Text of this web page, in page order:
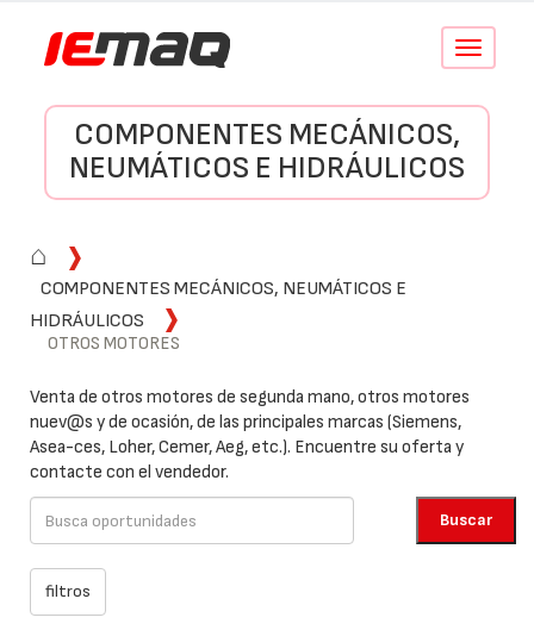
Conmutar
COMPONENTES MECÁNICOS,
NEUMÁTICOS E HIDRÁULICOS
⌂
COMPONENTES MECÁNICOS, NEUMÁTICOS E
HIDRÁULICOS
OTROS MOTORES
Venta de otros motores de segunda mano, otros motores
nuev@s y de ocasión, de las principales marcas (Siemens,
Asea-ces, Loher, Cemer, Aeg, etc.). Encuentre su oferta y
contacte con el vendedor.